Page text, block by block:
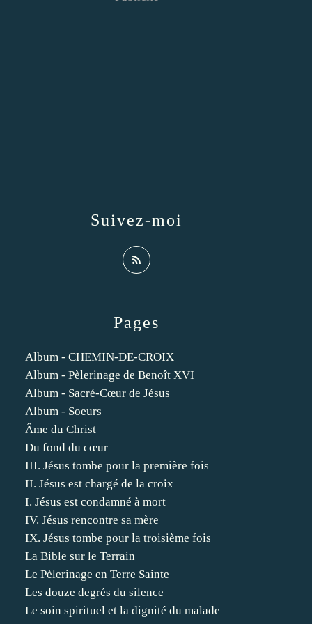
Pages
Album - CHEMIN-DE-CROIX
Album - Pèlerinage de Benoît XVI
Album - Sacré-Cœur de Jésus
Album - Soeurs
Âme du Christ
Du fond du cœur
III. Jésus tombe pour la première fois
II. Jésus est chargé de la croix
I. Jésus est condamné à mort
IV. Jésus rencontre sa mère
IX. Jésus tombe pour la troisième fois
La Bible sur le Terrain
Le Pèlerinage en Terre Sainte
Les douze degrés du silence
Le soin spirituel et la dignité du malade
Suivez-moi